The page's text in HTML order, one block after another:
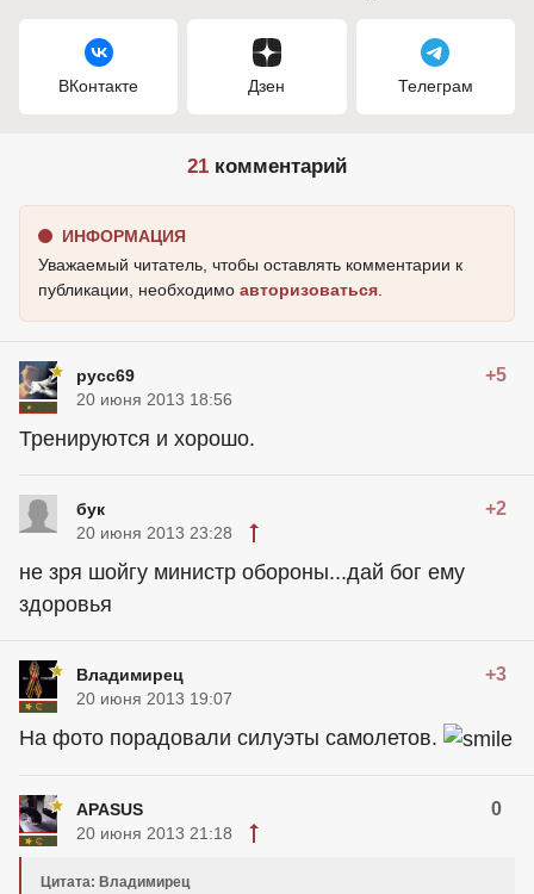
ВКонтакте Дзен Телеграм
21 комментарий
ИНФОРМАЦИЯ
Уважаемый читатель, чтобы оставлять комментарии к
публикации, необходимо авторизоваться
русс69 +5
20 июня 2013 18:56
Тренируются и хорошо.
бук +2
20 июня 2013 23:28
не зря шойгу министр обороны...дай бог ему
здоровья
Владимирец +3
20 июня 2013 19:07
На фото порадовали силуэты самолетов.
APASUS 0
20 июня 2013 21:18
Цитата: Владимирец